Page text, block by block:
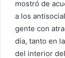
mostró de
a los
gente con
día, tanto en
del interior